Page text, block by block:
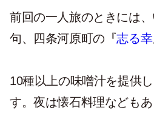
前回の一人旅のときには
句、四条河原町の『志る幸
10種以上の味噌汁を提供
す。夜は懐石料理なども